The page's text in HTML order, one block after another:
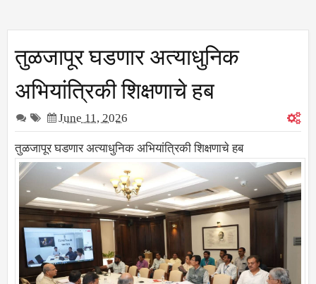
तुळजापूर घडणार अत्याधुनिक
अभियांत्रिकी शिक्षणाचे हब
June 11, 2026
तुळजापूर घडणार अत्याधुनिक अभियांत्रिकी शिक्षणाचे हब